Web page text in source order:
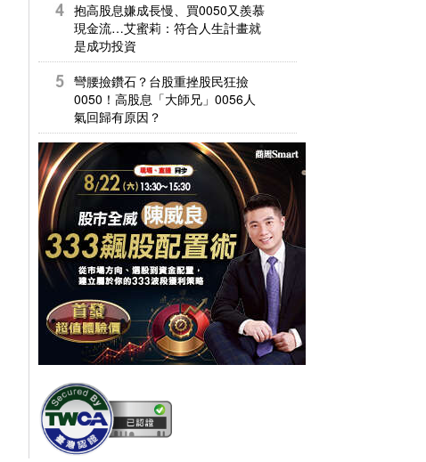
抱高股息嫌成長慢、買0050又羨慕
現金流…艾蜜莉：符合人生計畫就
是成功投資
彎腰撿鑽石？台股重挫股民狂撿
0050！高股息「大師兄」0056人
氣回歸有原因？